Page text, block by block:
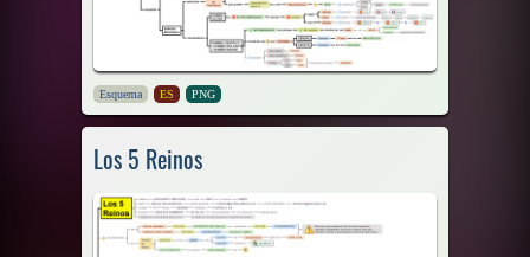
Esquema ES PNG
Los 5 Reinos